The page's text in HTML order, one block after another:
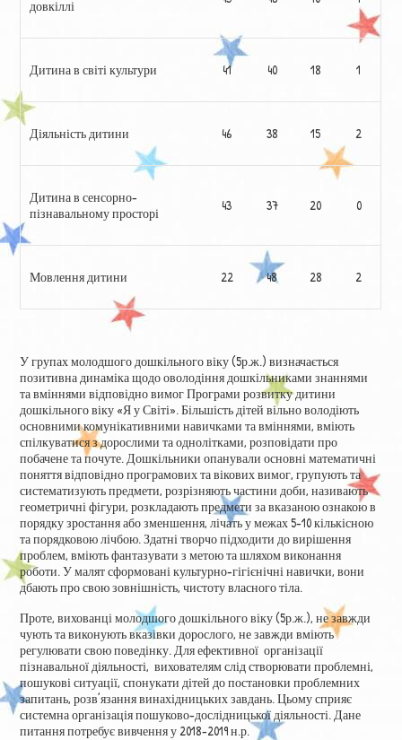
довкіллі
Дитина в світі культури 41 40 18 1
Діяльність дитини 46 38 15 2
Дитина в сенсорно-
пізнавальному просторі
43 37 20 0
Мовлення дитини 22 48 28 2
У групах молодшого дошкільного віку (5р.ж.) визначається
позитивна динаміка щодо оволодіння дошкільниками знаннями
та вміннями відповідно вимог Програми розвитку дитини
дошкільного віку «Я у Світі». Більшість дітей вільно володіють
основними комунікативними навичками та вміннями, вміють
спілкуватися з дорослими та однолітками, розповідати про
побачене та почуте. Дошкільники опанували основні математичні
поняття відповідно програмових та вікових вимог, групують та
систематизують предмети, розрізняють частини доби, називають
геометричні фігури, розкладають предмети за вказаною ознакою в
порядку зростання або зменшення, лічать у межах 5-10 кількісною
та порядковою лічбою. Здатні творчо підходити до вирішення
проблем, вміють фантазувати з метою та шляхом виконання
роботи. У малят сформовані культурно-гігієнічні навички, вони
дбають про свою зовнішність, чистоту власного тіла.
Проте, вихованці молодшого дошкільного віку (5р.ж.), не завжди
чують та виконують вказівки дорослого, не завжди вміють
регулювати свою поведінку. Для ефективної організації
пізнавальної діяльності, вихователям слід створювати проблемні,
пошукові ситуації, спонукати дітей до постановки проблемних
запитань, розв’язання винахідницьких завдань. Цьому сприяє
системна організація пошуково-дослідницької діяльності. Дане
питання потребує вивчення у 2018-2019 н.р.